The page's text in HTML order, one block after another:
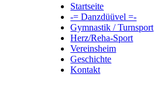
Startseite
-= Danzdüüvel =-
Gymnastik / Turnsport
Herz/Reha-Sport
Vereinsheim
Geschichte
Kontakt